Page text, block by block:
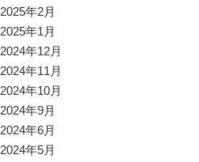
2025年2月
2025年1月
2024年12月
2024年11月
2024年10月
2024年9月
2024年6月
2024年5月